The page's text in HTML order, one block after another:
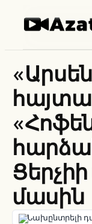
մասին
Նախընտրելի